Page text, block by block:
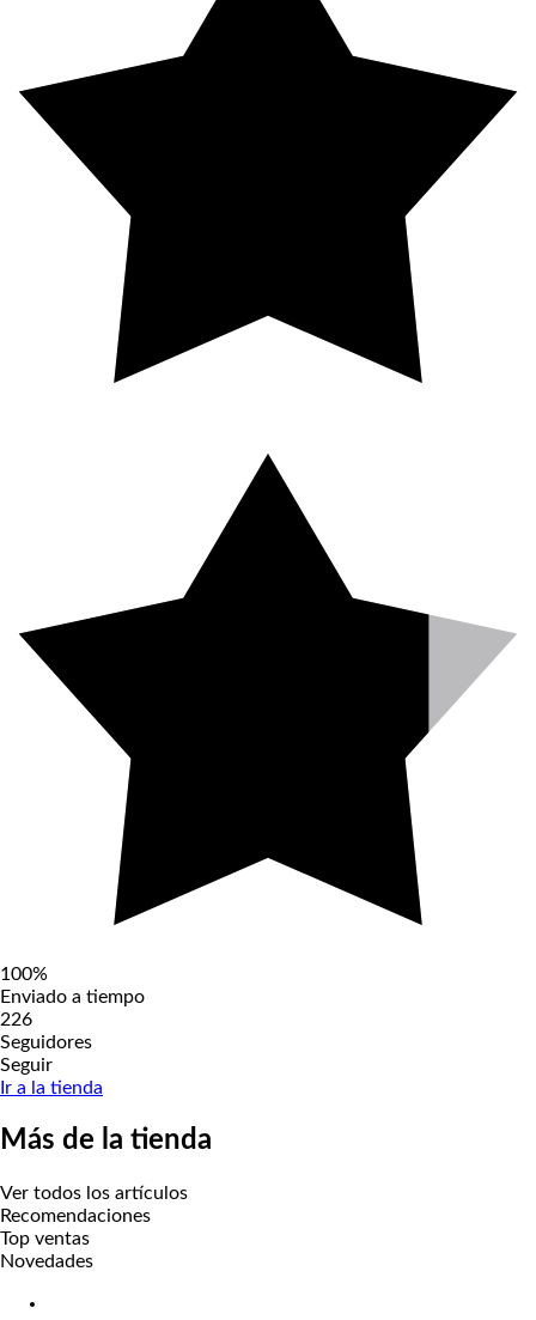
100%
Enviado a tiempo
226
Seguidores
Seguir
Ir a la tienda
Más de la tienda
Ver todos los artículos
Recomendaciones
Top ventas
Novedades